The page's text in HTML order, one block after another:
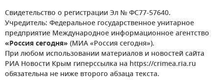
Свидетельство о регистрации Эл № ФС77-57640.
Учредитель: Федеральное государственное унитарное
предприятие Международное информационное агентство
«Россия сегодня» (МИА «Россия сегодня»).
При любом использовании материалов и новостей сайта
РИА Новости Крым гиперссылка на https://crimea.ria.ru
обязательна не ниже второго абзаца текста.